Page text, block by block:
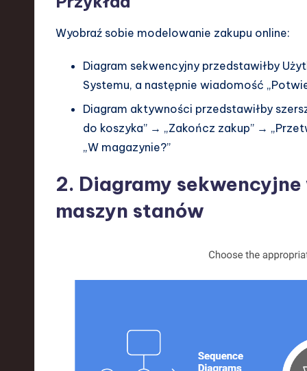
Wyobraź sobie modelowanie zakupu online:
Diagram sekwencyjny przedstawiłby
Systemu, a następnie wiadomość
Diagram aktywności przedstawiłby
do koszyka” → „Zakończ zakup” →
„W magazynie?”
2. Diagramy
maszyn stanów